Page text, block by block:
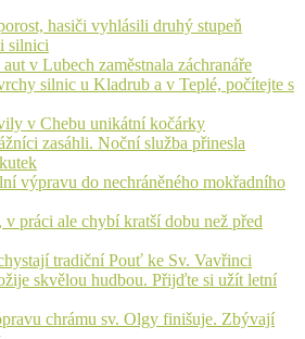
hasiči vyhlásili druhý stupeň
silnici
v Lubech zaměstnala záchranáře
silnic u Kladrub a v Teplé, počítejte s
v Chebu unikátní kočárky
zasáhli. Noční služba přinesla
výpravu do nechráněného mokřadního
v práci ale chybí kratší dobu než před
tradiční Pouť ke Sv. Vavřinci
skvělou hudbou. Přijďte si užít letní
chrámu sv. Olgy finišuje. Zbývají